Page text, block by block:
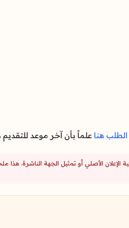
هنا علماً بأن آخر موعد للتقديم هو الثلاثاء
الإعلان الأصلي أو تمثيل الجهة الناشرة.